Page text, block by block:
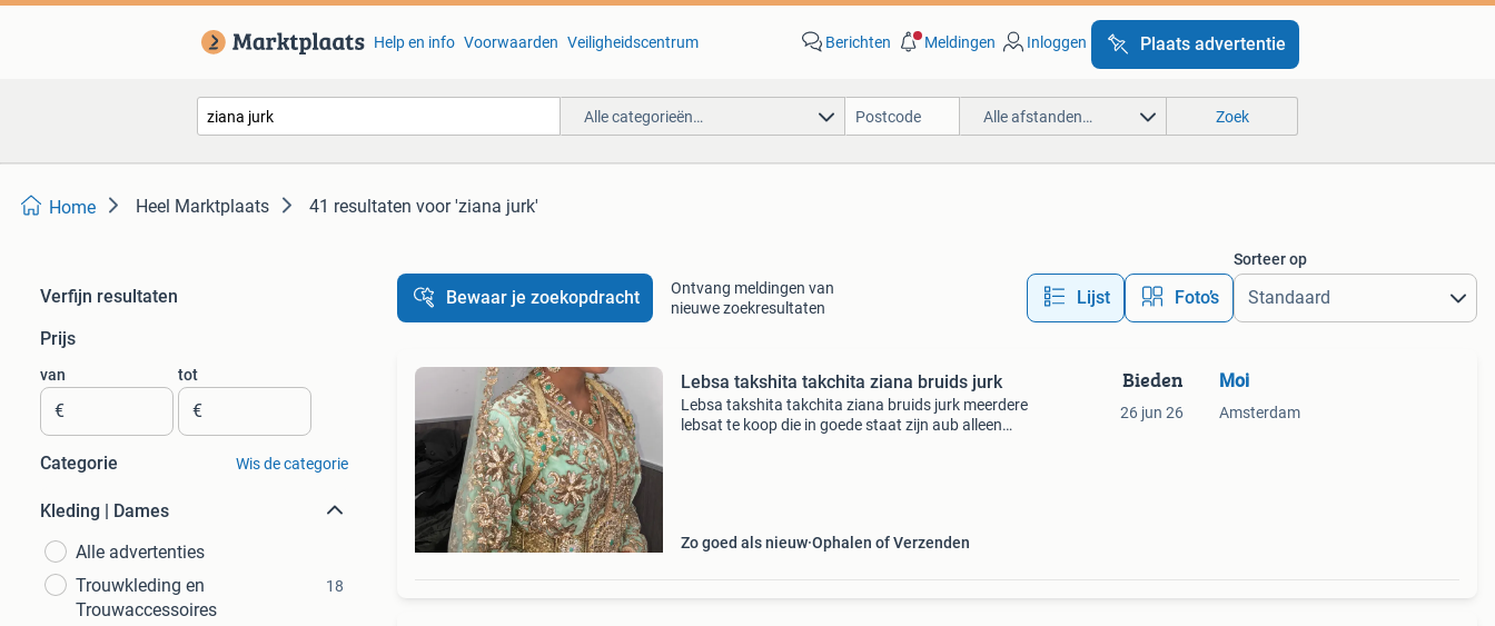
Help en info Voorwaarden Veiligheidscentrum Berichten Meldingen Inloggen Plaats advertentie
Alle categorieën… Alle afstanden… Zoek
Home Heel Marktplaats 41 resultaten voor 'ziana jurk'
Verfijn resultaten
Prijs
van
€
tot
€
Categorie Wis de categorie
Kleding | Dames
Alle advertenties
Trouwkleding en
Trouwaccessoires
18
Bewaar je zoekopdracht
Ontvang meldingen van
nieuwe zoekresultaten
Lijst Foto’s
Sorteer op
Lebsa takshita takchita ziana bruids jurk
Lebsa takshita takchita ziana bruids jurk meerdere
lebsat te koop die in goede staat zijn aub alleen
Zo goed als nieuw Ophalen of Verzenden
Bieden
26 jun 26
Moi
Amsterdam